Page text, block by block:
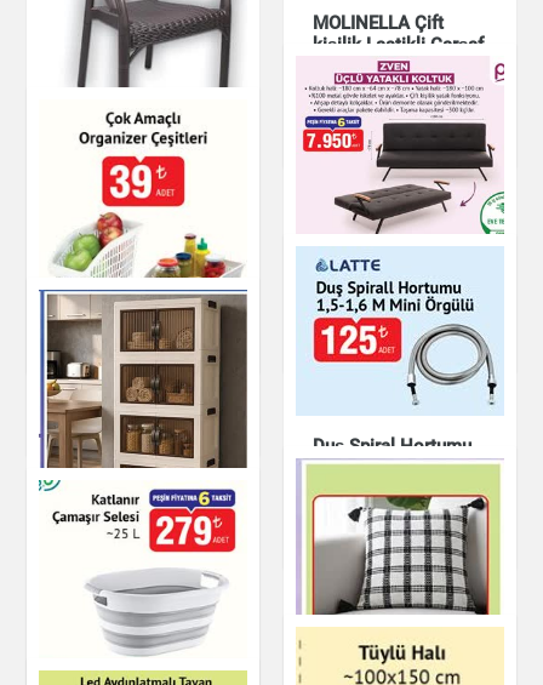
MOLINELLA Çift
kişilik Lastikli Çarşaf
~160x200 cm+25
cm
Ev & Dekorasyon
Bambu Plastik
Koltuk
ZVEN ÜÇLÜ YATAKLI
KOLTUK
Ev & Dekorasyon
Çok Amaçlı
Organizer Çeşitleri
Ev & Dekorasyon
Duş Spiral Hortumu
1,5-1,6 M Mini
Örgülü
Ev & Dekorasyon
4 Katlı Portatif Çok
Amaçlı Dolap